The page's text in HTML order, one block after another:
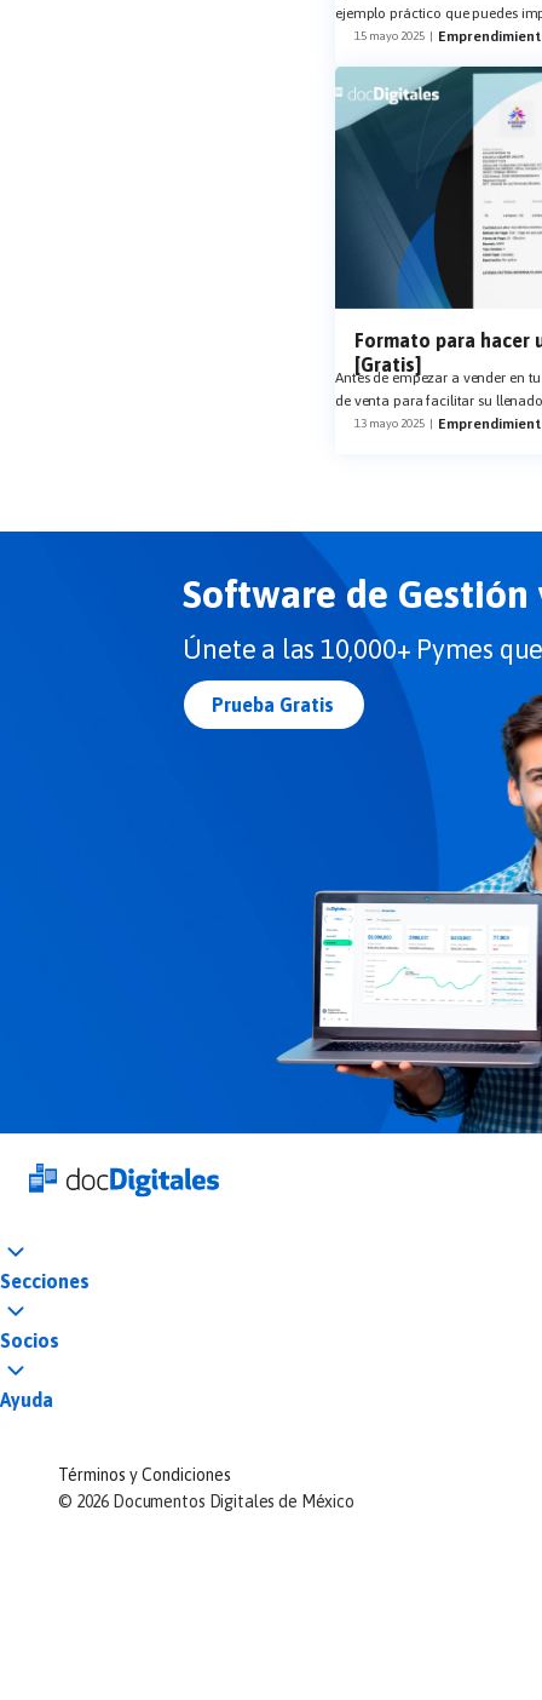
ejemplo práctico que puedes
15 mayo 2025 |
Formato para hacer
[Gratis]
Antes de empezar a vender en
de venta para facilitar su
13 mayo 2025 |
Software de
Únete a las 10,000+ Pymes
Prueba Gratis
Secciones
Socios
Ayuda
© 2026 Documentos Digitales de México
Términos y Condiciones